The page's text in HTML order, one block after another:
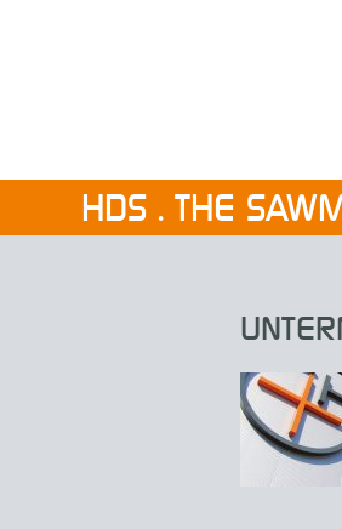
HDS . THE